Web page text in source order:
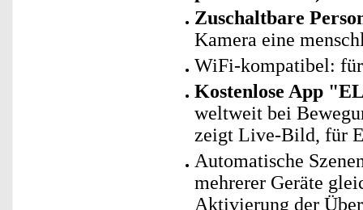
Zuschaltbare
Kamera eine
WiFi-kompatibel:
Kostenlose App
weltweit bei
zeigt Live-Bild, für
Automatische
mehrerer Geräte
Aktivierung der